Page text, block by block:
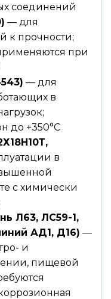
соединений
— для
к прочности;
при
— для
в
до +350°С
в
с химически
Л63, ЛС59-1,
АД1, Д16) —
и
пищевой